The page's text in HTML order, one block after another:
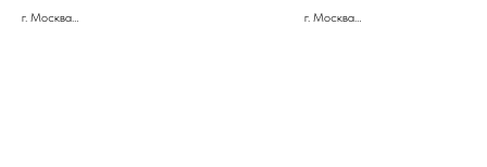
г. Москва
г. Москва